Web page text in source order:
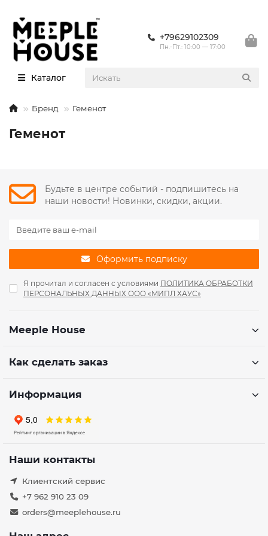
+79629102309
Пн.-Пт.: 10:00 — 17:00
Каталог
Бренд Геменот
Геменот
Будьте в центре событий - подпишитесь на
наши новости! Новинки, скидки, акции.
Оформить подписку
Я прочитал и согласен с условиями ПОЛИТИКА ОБРАБОТКИ
ПЕРСОНАЛЬНЫХ ДАННЫХ ООО «МИПЛ ХАУС»
Meeple House
Как сделать заказ
Информация
Наши контакты
Клиентский сервис
+7 962 910 23 09
orders@meeplehouse.ru